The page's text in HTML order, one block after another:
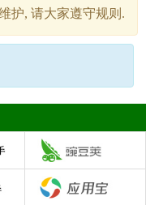
护, 请大家遵守规则.